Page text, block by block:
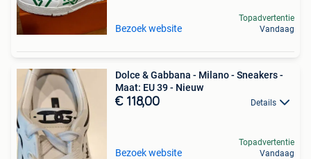
Bezoek website
Topadvertentie
Vandaag
Dolce & Gabbana - Milano - Sneakers -
Maat: EU 39 - Nieuw
€ 118,00 Details
Bezoek website
Topadvertentie
Vandaag